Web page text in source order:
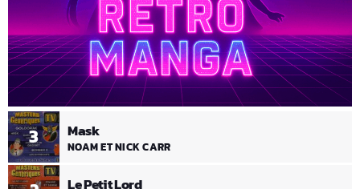
Le Petit Lord
3 Mask
NOAM ET NICK CARR